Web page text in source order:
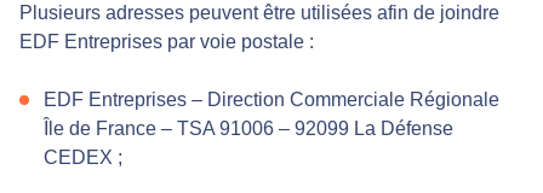
Plusieurs adresses peuvent être utilisées afin de joindre
EDF Entreprises par voie postale :
EDF Entreprises – Direction Commerciale Régionale
Île de France – TSA 91006 – 92099 La Défense
CEDEX ;